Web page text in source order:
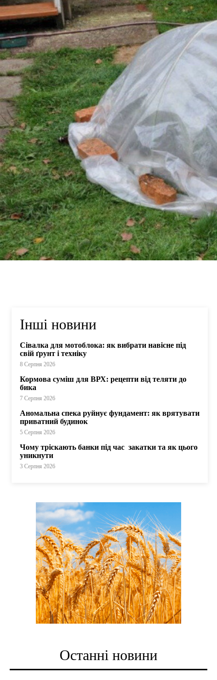
Інші новини
Сівалка для мотоблока: як вибрати навісне під
свій ґрунт і техніку
8 Серпня 2026
Кормова суміш для ВРХ: рецепти від теляти до
бика
7 Серпня 2026
Аномальна спека руйнує фундамент: як врятувати
приватний будинок
5 Серпня 2026
Чому тріскають банки під час закатки та як цього
уникнути
3 Серпня 2026
Останні новини